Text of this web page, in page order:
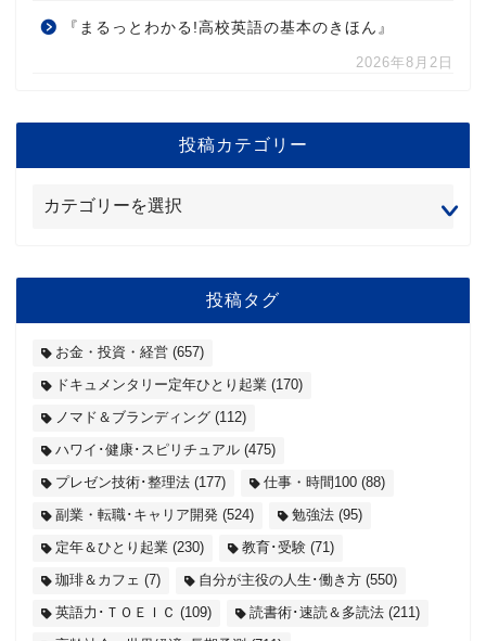
『まるっとわかる!高校英語の基本のきほん』
2026年8月2日
投稿カテゴリー
投稿タグ
お金・投資・経営 (657)
ドキュメンタリー定年ひとり起業 (170)
ノマド＆ブランディング (112)
ハワイ･健康･スピリチュアル (475)
プレゼン技術･整理法 (177) 仕事・時間100 (88)
副業・転職･キャリア開発 (524) 勉強法 (95)
定年＆ひとり起業 (230) 教育･受験 (71)
珈琲＆カフェ (7) 自分が主役の人生･働き方 (550)
英語力･ＴＯＥＩＣ (109) 読書術･速読＆多読法 (211)